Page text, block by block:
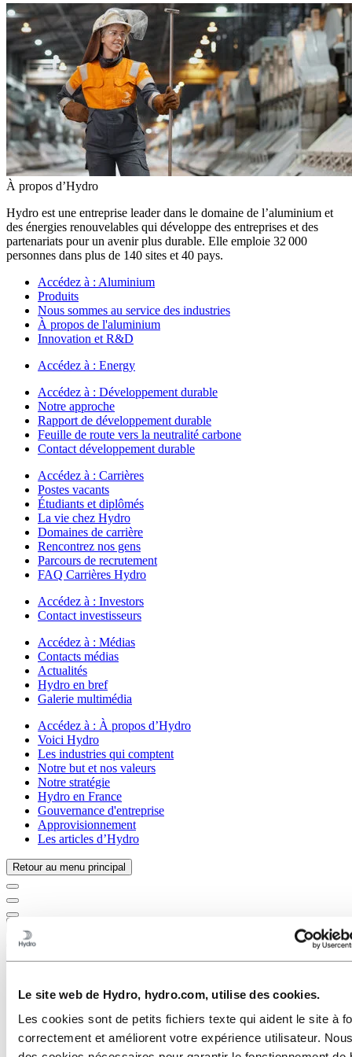
Le site web de Hydro, hydro.com, utilise des cookies.
Les cookies sont de petits fichiers texte qui aident le site à
correctement et améliorent votre expérience utilisateur.
À propos d’Hydro
Hydro est une entreprise leader dans le domaine de l’aluminium et
des énergies renouvelables qui développe des entreprises et des
partenariats pour un avenir plus durable. Elle emploie 32 000
personnes dans plus de 140 sites et 40 pays.
Accédez à : Aluminium
Produits
Nous sommes au service des industries
À propos de l'aluminium
Innovation et R&D
Accédez à : Energy
Accédez à : Développement durable
Notre approche
Rapport de développement durable
Feuille de route vers la neutralité carbone
Contact développement durable
Accédez à : Carrières
Postes vacants
Étudiants et diplômés
La vie chez Hydro
Domaines de carrière
Rencontrez nos gens
Parcours de recrutement
FAQ Carrières Hydro
Accédez à : Investors
Contact investisseurs
Accédez à : Médias
Contacts médias
Actualités
Hydro en bref
Galerie multimédia
Accédez à : À propos d’Hydro
Voici Hydro
Les industries qui comptent
Notre but et nos valeurs
Notre stratégie
Hydro en France
Gouvernance d'entreprise
Approvisionnement
Les articles d’Hydro
Retour au menu principal
Nous sommes au service des industries
Bâtiment & Construction
Maritime & Offshore
Transports